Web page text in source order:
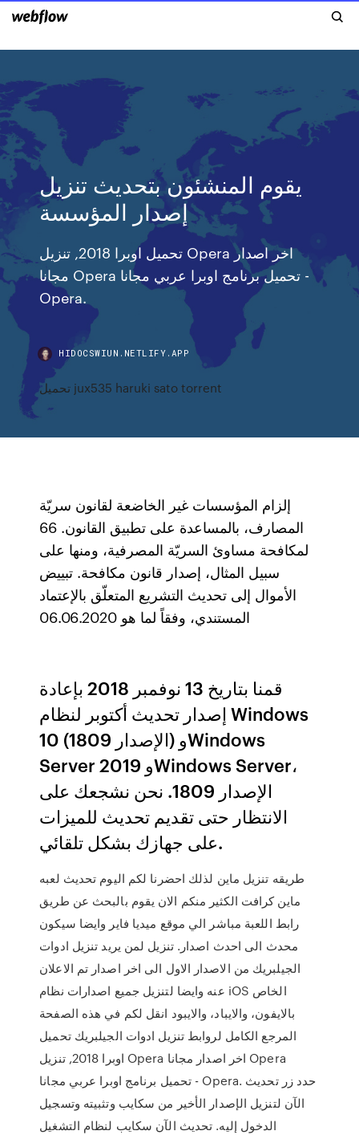
يقوم المنشئون بتحديث تنزيل
إصدار المؤسسة
تحميل اوبرا 2018, تنزيل Opera اخر اصدار
مجانا Opera تحميل برنامج اوبرا عربي مجانا -
Opera.
HIDOCSWIUN.NETLIFY.APP
تحميل jux535 haruki sato torrent
إلزام المؤسسات غير الخاضعة لقانون سريّة
المصارف، بالمساعدة على تطبيق القانون. 66
لمكافحة مساوئ السريّة المصرفية، ومنها على
سبيل المثال، إصدار قانون مكافحة. تبييض
الأموال إلى تحديث التشريع المتعلّق بالإعتماد
المستندي، وفقاً لما هو 06.06.2020
قمنا بتاريخ 13 نوفمبر 2018 بإعادة
إصدار تحديث أكتوبر لنظام Windows
10 (الإصدار 1809) وWindows
Server 2019 وWindows Server،
الإصدار 1809. نحن نشجعك على
الانتظار حتى تقديم تحديث للميزات
على جهازك بشكل تلقائي.
طريقه تنزيل ماين لذلك احضرنا لكم اليوم تحديث لعبه
ماين كرافت الكثير منكم الان يقوم بالبحث عن طريق
رابط اللعبة مباشر الي موقع ميديا فاير وايضا سيكون
محدث الى احدث اصدار. تنزيل لمن يريد تنزيل ادوات
الجيلبريك من الاصدار الاول الى اخر اصدار تم الاعلان
عنه وايضا لتنزيل جميع اصدارات نظام iOS الخاص
بالايفون، والايباد، والايبود انقل لكم في هذه الصفحة
المرجع الكامل لروابط تنزيل ادوات الجيلبريك تحميل
اوبرا 2018, تنزيل Opera اخر اصدار مجانا Opera
تحميل برنامج اوبرا عربي مجانا - Opera. حدد زر تحديث
الآن لتنزيل الإصدار الأخير من سكايب وتثبيته وتسجيل
الدخول إليه. تحديث الآن سكايب لنظام التشغيل